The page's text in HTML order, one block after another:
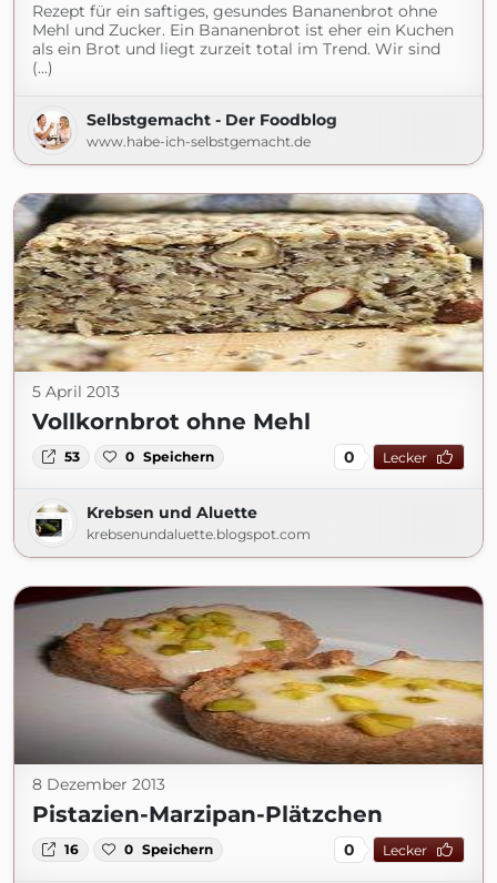
Rezept für ein saftiges, gesundes Bananenbrot ohne
Mehl und Zucker. Ein Bananenbrot ist eher ein Kuchen
als ein Brot und liegt zurzeit total im Trend. Wir sind
(...)
Selbstgemacht - Der Foodblog
www.habe-ich-selbstgemacht.de
5 April 2013
Vollkornbrot ohne Mehl
53 0 Speichern 0 Lecker
Krebsen und Aluette
krebsenundaluette.blogspot.com
8 Dezember 2013
Pistazien-Marzipan-Plätzchen
16 0 Speichern 0 Lecker